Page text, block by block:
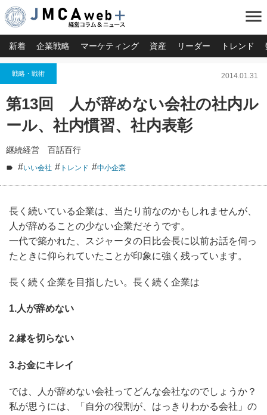
menu
新着 企業戦略 マーケティング 資産 リーダー トレンド
戦略・戦術 2014.01.31
第13回 人が辞めない会社の社内ル
ール、社内慣習、社内表彰
継続経営 百話百行
#いい会社 # トレンド #中小企業
長く続いている企業は、当たり前なのかもしれませんが、
人が辞めることの少ない企業だそうです。
一代で築かれた、スジャータの日比会長に以前お話を伺っ
たときに仰られていたことが印象に強く残っています。
長く続く企業を目指したい。長く続く企業は
1.人が辞めない
2.縁を切らない
3.お金にキレイ
では、人が辞めない会社ってどんな会社なのでしょうか？
私が思うには、「自分の役割が、はっきりわかる会社」の